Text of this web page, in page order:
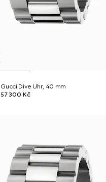
Gucci Dive Uhr, 40 mm
57 300 Kč